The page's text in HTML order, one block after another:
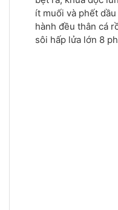
ít muối và phết
hành đều thân cá
sôi hấp lửa lớn 8